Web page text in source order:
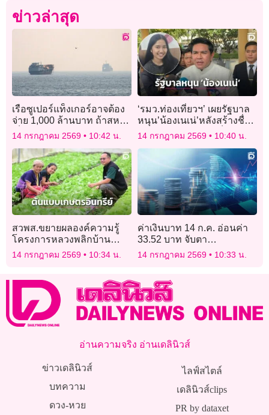
ข่าวล่าสุด
เรือซูเปอร์แท็งเกอร์อาจต้อง
จ่าย 1,000 ล้านบาท ถ้าสหรัฐ
เก็บค่าผ่านฮอร์มุซ 20%
14 กรกฎาคม 2569 10:42 น.
‘รมว.ท่องเที่ยวฯ’ เผยรัฐบาล
หนุน’น้องเนเน่’หลังสร้างชื่อ
เสียงให้ประเทศ ดันเป็น
พรีเซ็นเตอร์โปรโมทท่อง
14 กรกฎาคม 2569 10:40 น.
สวพส.ขยายผลองค์ความรู้
โครงการหลวงพลิกบ้าน
หนองเขียวสู่ต้นแบบเกษตร
อินทรีย์แปลงใหญ่บนพื้นที่สูง
14 กรกฎาคม 2569 10:34 น.
ค่าเงินบาท 14 ก.ค. อ่อนค่า
33.52 บาท จับตา
ตะวันออกกลาง สหรัฐ-
อิหร่าน
14 กรกฎาคม 2569 10:33 น.
อ่านความจริง อ่านเดลินิวส์
ข่าวเดลินิวส์
บทความ
ดวง-หวย
ไลฟ์สไตล์
เดลินิวส์clips
PR by dataxet